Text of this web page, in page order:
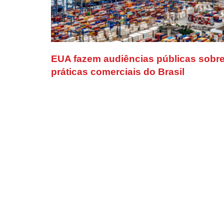
EUA fazem audiências públicas
práticas comerciais do Brasil